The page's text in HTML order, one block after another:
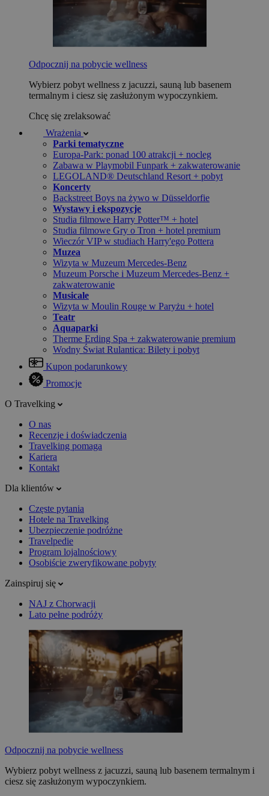
Odpocznij na pobycie wellness
Wybierz pobyt wellness z jacuzzi, sauną lub basenem
termalnym i ciesz się zasłużonym wypoczynkiem.
Chcę się zrelaksować
Wrażenia
Parki tematyczne
Europa-Park: ponad 100 atrakcji + nocleg
Zabawa w Playmobil Funpark + zakwaterowanie
LEGOLAND® Deutschland Resort + pobyt
Koncerty
Backstreet Boys na żywo w Düsseldorfie
Wystawy i ekspozycje
Studia filmowe Harry Potter™ + hotel
Studia filmowe Gry o Tron + hotel premium
Wieczór VIP w studiach Harry'ego Pottera
Muzea
Wizyta w Muzeum Mercedes-Benz
Muzeum Porsche i Muzeum Mercedes-Benz +
zakwaterowanie
Musicale
Wizyta w Moulin Rouge w Paryżu + hotel
Teatr
Aquaparki
Therme Erding Spa + zakwaterowanie premium
Wodny Świat Rulantica: Bilety i pobyt
Kupon podarunkowy
Promocje
O Travelking
O nas
Recenzje i doświadczenia
Travelking pomaga
Kariera
Kontakt
Dla klientów
Częste pytania
Hotele na Travelking
Ubezpieczenie podróżne
Travelpedie
Program lojalnościowy
Osobiście zweryfikowane pobyty
Zainspiruj się
NAJ z Chorwacji
Lato pełne podróży
Odpocznij na pobycie wellness
Wybierz pobyt wellness z jacuzzi, sauną lub basenem termalnym i
ciesz się zasłużonym wypoczynkiem.